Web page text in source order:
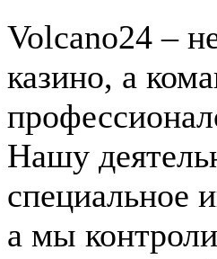
Volcano24 –
казино, а
Нашу
специальное
а мы